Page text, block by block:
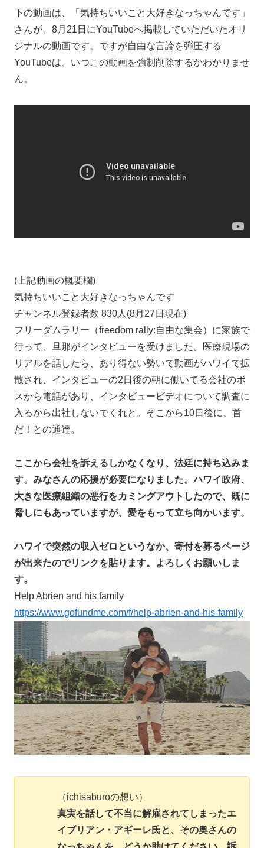
下の動画は、「気持ちいいこと大好きなっちゃんです」
さんが、8月21日にYouTubeへ掲載していただいたオリ
ジナルの動画です。ですが自由な言論を弾圧する
YouTubeは、いつこの動画を強制削除するかわかりませ
ん。
(上記動画の概要欄)
気持ちいいこと大好きなっちゃんです
チャンネル登録者数 830人(8月27日現在)
フリーダムラリー（freedom rally:自由な集会）に家族で
行って、旦那がインタビューを受けました。医療現場の
リアルを話したら、あり得ない勢いで動画がハワイで拡
散され、インタビューの2日後の朝に働いてる会社のボ
スから電話があり、インタビュービデオについて調査に
入るから出社しないでくれと。そこから10日後に、首
だ！との通達。
ここから会社を訴えるしかなくなり、法廷に持ち込みま
す。みなさんの応援が必要になりました。ハワイ政府、
大きな医療組織の悪行をカミングアウトしたので、既に
脅しにもあっていますが、愛をもって立ち向かいます。
ハワイで突然の収入ゼロというなか、寄付を募るページ
が出来たのでリンクを貼ります。よろしくお願いしま
す。
Help Abrien and his family
https://www.gofundme.com/f/help-abrien-and-his-family
（ichisaburoの想い）
真実を話して不当に解雇されてしまったエ
イブリアン・アギーレ氏と、その奥さんの